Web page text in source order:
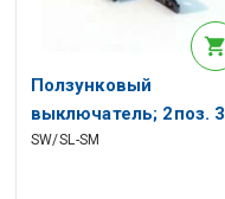
Ползунковый
выключатель; 2поз. 3
контакта, ВКЛ-ВКЛ 0,5
SW/SL-SM